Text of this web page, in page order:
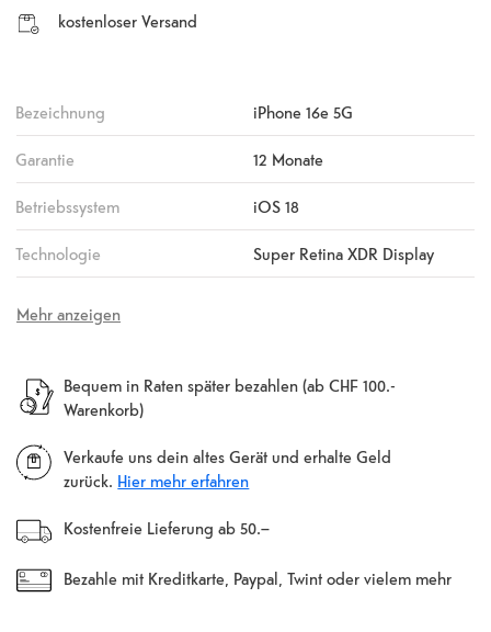
kostenloser Versand
Bezeichnung iPhone 16e 5G
Garantie 12 Monate
Betriebssystem iOS 18
Technologie Super Retina XDR Display
Mehr anzeigen
Bequem in Raten später bezahlen (ab CHF 100.-
Warenkorb)
Verkaufe uns dein altes Gerät und erhalte Geld
zurück. Hier mehr erfahren
Kostenfreie Lieferung ab 50.–
Bezahle mit Kreditkarte, Paypal, Twint oder vielem mehr